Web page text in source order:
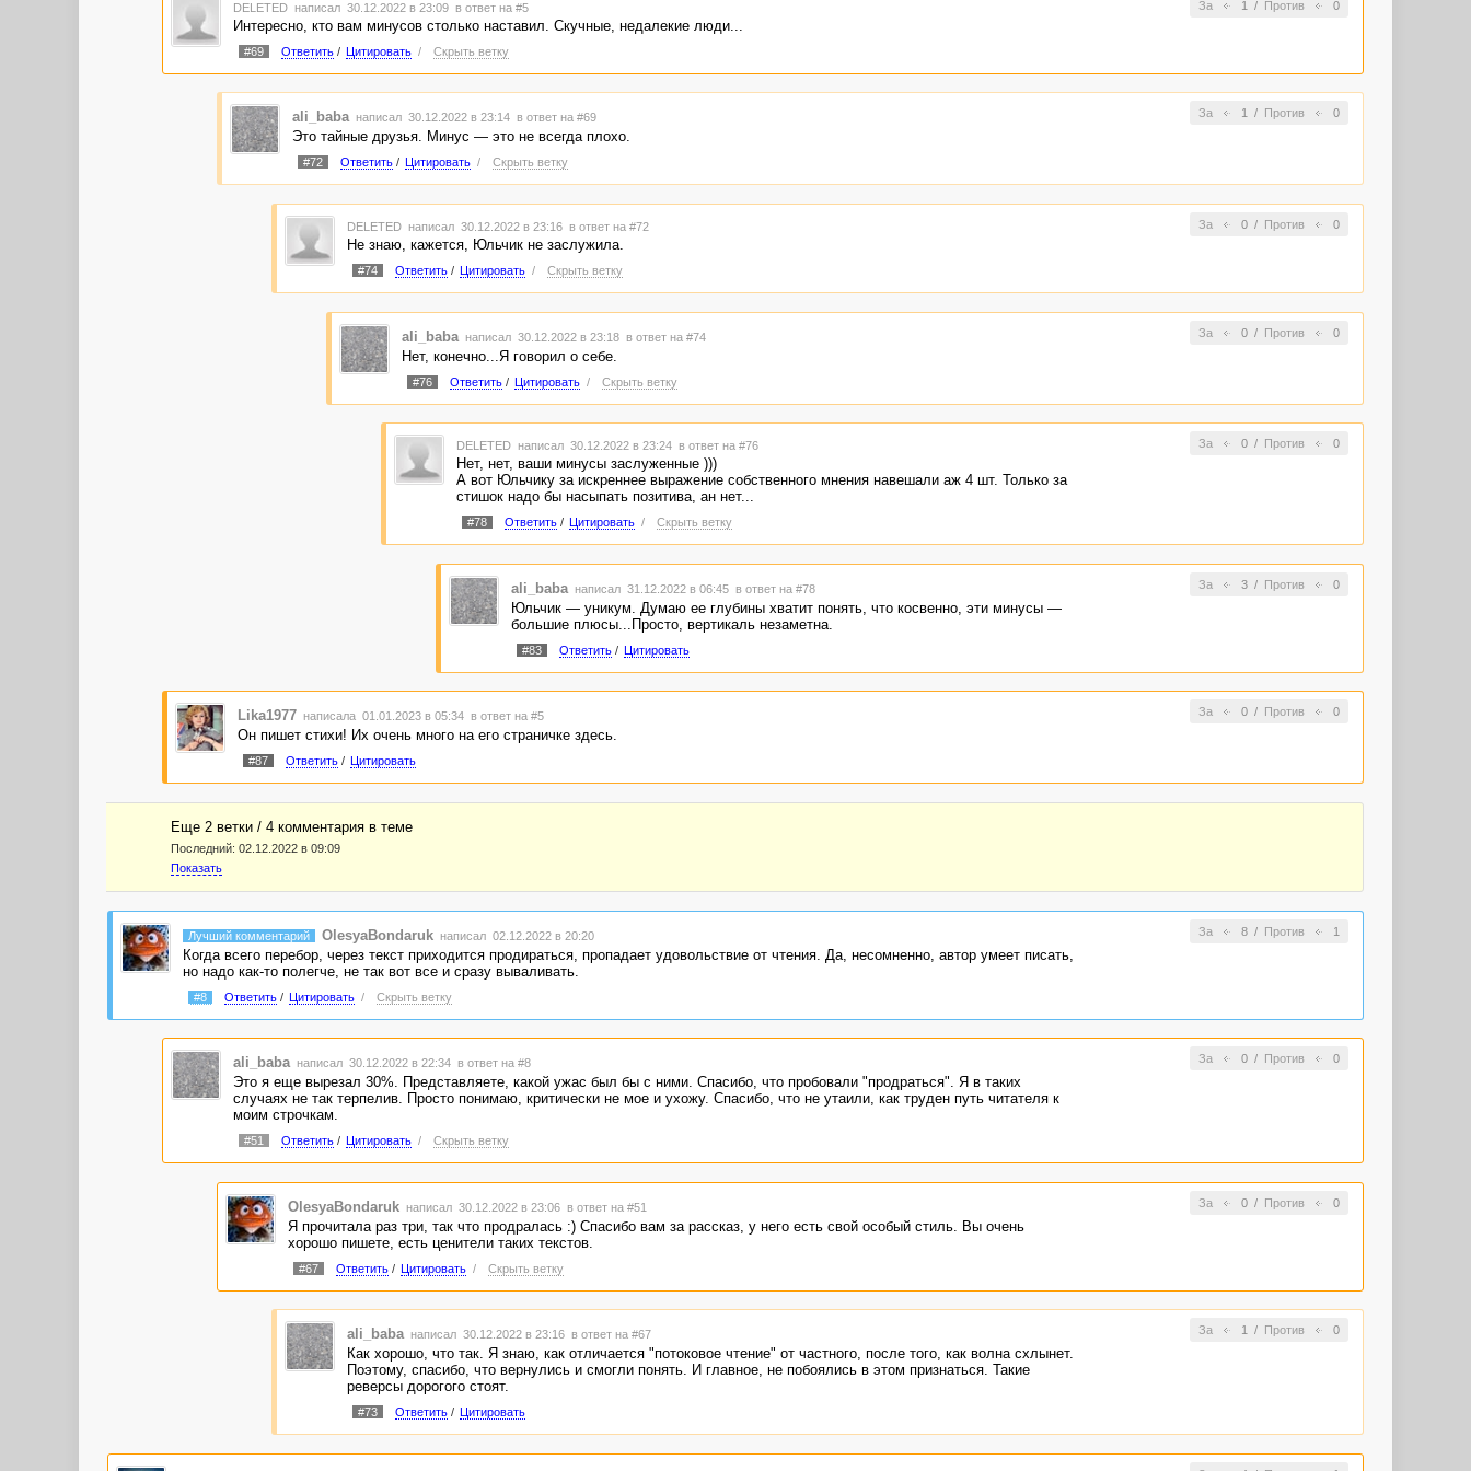
За 1 / Против 0
DELETED написал 30.12.2022 в 23:09 в ответ на #5
Интересно, кто вам минусов столько наставил. Скучные, недалекие люди...
#69 Ответить/ Цитировать / Скрыть ветку
За 1 / Против 0
ali_baba написал 30.12.2022 в 23:14 в ответ на #69
Это тайные друзья. Минус — это не всегда плохо.
#72 Ответить/ Цитировать / Скрыть ветку
За 0/ Против 0
DELETED написал 30.12.2022 в 23:16 в ответ на #72
Не знаю, кажется, Юльчик не заслужила.
#74 Ответить/ Цитировать / Скрыть ветку
За 0/ Против 0
ali_baba написал 30.12.2022 в 23:18 в ответ на #74
Нет, конечно...Я говорил о себе.
#76 Ответить/ Цитировать / Скрыть ветку
За 0/ Против 0
DELETED написал 30.12.2022 в 23:24 в ответ на #76
Нет, нет, ваши минусы заслуженные )))
А вот Юльчику за искреннее выражение собственного мнения навешали аж 4 шт. Только за
стишок надо бы насыпать позитива, ан нет...
#78 Ответить/ Цитировать / Скрыть ветку
За 3/ Против 0
ali_baba написал 31.12.2022 в 06:45 в ответ на #78
Юльчик — уникум. Думаю ее глубины хватит понять, что косвенно, эти минусы —
большие плюсы...Просто, вертикаль незаметна.
#83 Ответить/ Цитировать
За 0/ Против 0
Lika1977 написала 01.01.2023 в 05:34 в ответ на #5
Он пишет стихи! Их очень много на его страничке здесь.
#87 Ответить/ Цитировать
Еще 2 ветки / 4 комментария в темe
Последний: 02.12.2022 в 09:09
Показать
За 8/ Против 1
Лучший комментарий OlesyaBondaruk написал 02.12.2022 в 20:20
Когда всего перебор, через текст приходится продираться, пропадает удовольствие от чтения. Да, несомненно, автор умеет писать,
но надо как-то полегче, не так вот все и сразу вываливать.
#8 Ответить/ Цитировать / Скрыть ветку
За 0/ Против 0
ali_baba написал 30.12.2022 в 22:34 в ответ на #8
Это я еще вырезал 30%. Представляете, какой ужас был бы с ними. Спасибо, что пробовали "продраться". Я в таких
случаях не так терпелив. Просто понимаю, критически не мое и ухожу. Спасибо, что не утаили, как труден путь читателя к
моим строчкам.
#51 Ответить/ Цитировать / Скрыть ветку
За 0/ Против 0
OlesyaBondaruk написал 30.12.2022 в 23:06 в ответ на #51
Я прочитала раз три, так что продралась :) Спасибо вам за рассказ, у него есть свой особый стиль. Вы очень
хорошо пишете, есть ценители таких текстов.
#67 Ответить/ Цитировать / Скрыть ветку
За 1 / Против 0
ali_baba написал 30.12.2022 в 23:16 в ответ на #67
Как хорошо, что так. Я знаю, как отличается "потоковое чтение" от частного, после того, как волна схлынет.
Поэтому, спасибо, что вернулись и смогли понять. И главное, не побоялись в этом признаться. Такие
реверсы дорогого стоят.
#73 Ответить/ Цитировать